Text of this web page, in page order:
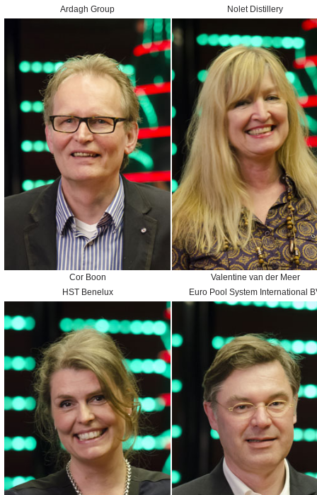
Ardagh Group
Nolet Distillery
Cor Boon
HST Benelux
Valentine van der Meer
Euro Pool System International